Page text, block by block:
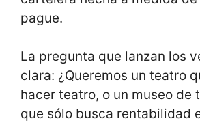
pague.
La pregunta que lanzan los
clara: ¿Queremos un teatro
hacer teatro, o un museo de
que sólo busca rentabilidad